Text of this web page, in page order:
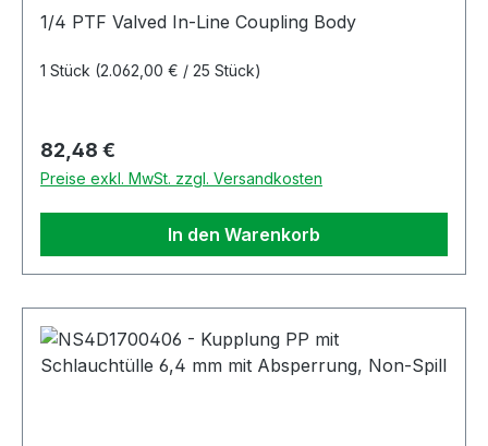
1/4 PTF Valved In-Line Coupling Body
1 Stück (2.062,00 € / 25 Stück)
Regulärer Preis:
82,48 €
Preise exkl. MwSt. zzgl. Versandkosten
In den Warenkorb